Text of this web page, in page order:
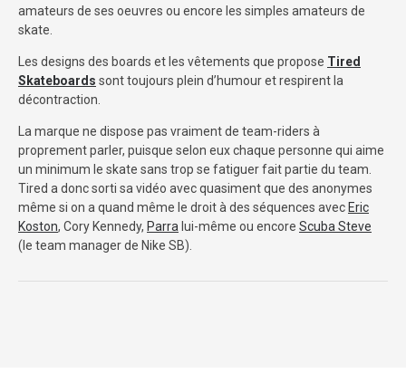
amateurs de ses oeuvres ou encore les simples amateurs de
skate.
Les designs des boards et les vêtements que propose Tired
Skateboards sont toujours plein d’humour et respirent la
décontraction.
La marque ne dispose pas vraiment de team-riders à
proprement parler, puisque selon eux chaque personne qui aime
un minimum le skate sans trop se fatiguer fait partie du team.
Tired a donc sorti sa vidéo avec quasiment que des anonymes
même si on a quand même le droit à des séquences avec Eric
Koston, Cory Kennedy, Parra lui-même ou encore Scuba Steve
(le team manager de Nike SB).